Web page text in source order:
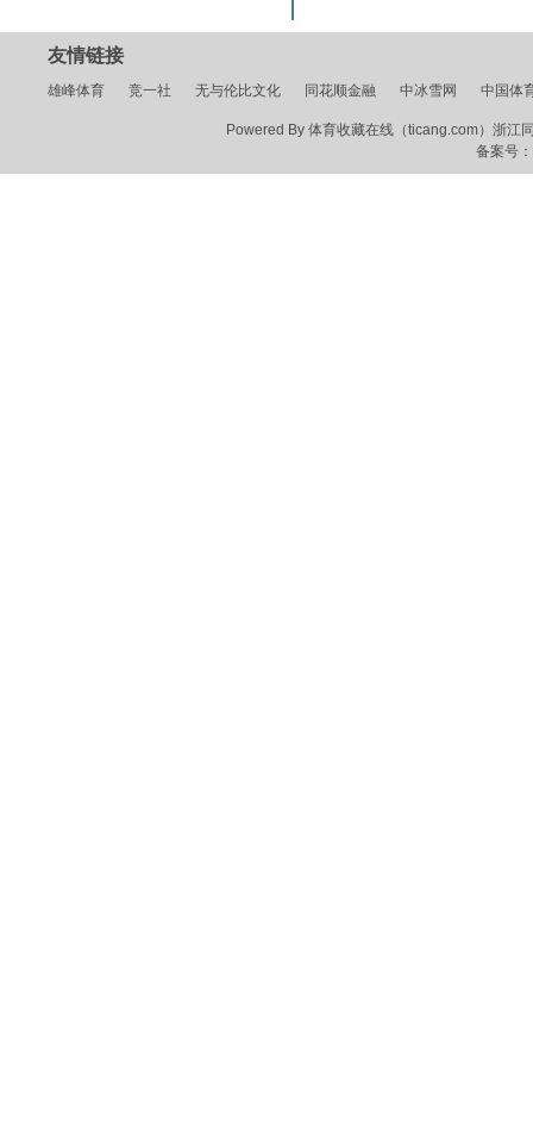
友情链接
雄峰体育 竞一社 无与伦比文化 同花顺金融 中冰雪网 中国体
Powered By 体育收藏在线（ticang.com）浙江
备案号：